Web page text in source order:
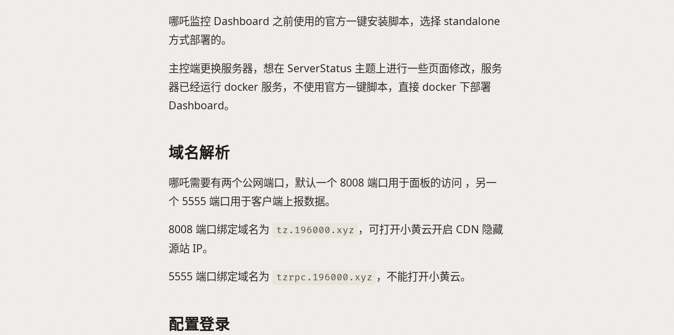
哪吒监控 Dashboard 之前使用的官方一键安装脚本，选择 standalone
方式部署的。
主控端更换服务器，想在 ServerStatus 主题上进行一些页面修改，服务
器已经运行 docker 服务，不使用官方一键脚本，直接 docker 下部署
Dashboard。
域名解析
哪吒需要有两个公网端口，默认一个 8008 端口用于面板的访问 ，另一
个 5555 端口用于客户端上报数据。
8008 端口绑定域名为
tz.196000.xyz ，可打开小黄云开启 CDN 隐藏
源站 IP。
5555 端口绑定域名为
tzrpc.196000.xyz ，不能打开小黄云。
配置登录